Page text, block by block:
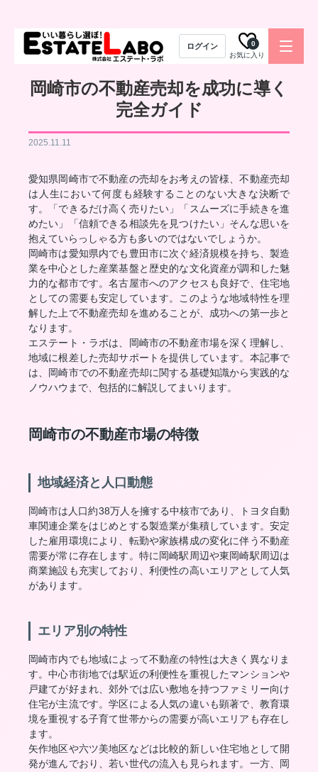
ログイン
お気に入り
0
岡崎市の不動産売却を成功に導く
完全ガイド
2025.11.11
愛知県岡崎市で不動産の売却をお考えの皆様、不動産売却
は人生において何度も経験することのない大きな決断で
す。「できるだけ高く売りたい」「スムーズに手続きを進
めたい」「信頼できる相談先を見つけたい」そんな思いを
抱えていらっしゃる方も多いのではないでしょうか。
岡崎市は愛知県内でも豊田市に次ぐ経済規模を持ち、製造
業を中心とした産業基盤と歴史的な文化資産が調和した魅
力的な都市です。名古屋市へのアクセスも良好で、住宅地
としての需要も安定しています。このような地域特性を理
解した上で不動産売却を進めることが、成功への第一歩と
なります。
エステート・ラボは、岡崎市の不動産市場を深く理解し、
地域に根差した売却サポートを提供しています。本記事で
は、岡崎市での不動産売却に関する基礎知識から実践的な
ノウハウまで、包括的に解説してまいります。
岡崎市の不動産市場の特徴
地域経済と人口動態
岡崎市は人口約38万人を擁する中核市であり、トヨタ自動
車関連企業をはじめとする製造業が集積しています。安定
した雇用環境により、転勤や家族構成の変化に伴う不動産
需要が常に存在します。特に岡崎駅周辺や東岡崎駅周辺は
商業施設も充実しており、利便性の高いエリアとして人気
があります。
エリア別の特性
岡崎市内でも地域によって不動産の特性は大きく異なりま
す。中心市街地では駅近の利便性を重視したマンションや
戸建てが好まれ、郊外では広い敷地を持つファミリー向け
住宅が主流です。学区による人気の違いも顕著で、教育環
境を重視する子育て世帯からの需要が高いエリアも存在し
ます。
矢作地区や六ツ美地区などは比較的新しい住宅地として開
発が進んでおり、若い世代の流入も見られます。一方、岡